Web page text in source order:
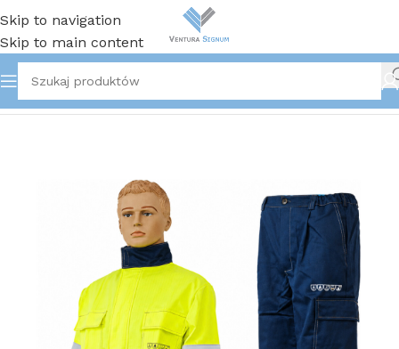
Skip to navigation
Skip to main content
Strona główna